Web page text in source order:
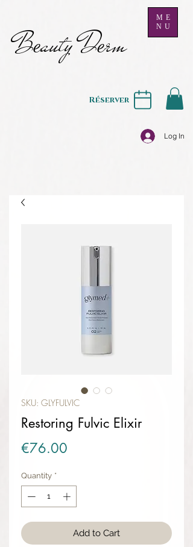
Beauty Derm
ME
NU
Log In
Réserver
SKU: GLYFULVIC
Restoring Fulvic Elixir
€76.00
Quantity *
Add to Cart